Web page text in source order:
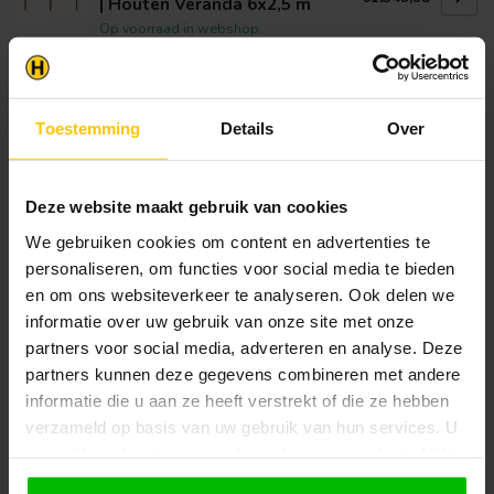
Toestemming Details Over
Deze website maakt gebruik van cookies
We gebruiken cookies om content en advertenties te
personaliseren, om functies voor social media te bieden
en om ons websiteverkeer te analyseren. Ook delen we
informatie over uw gebruik van onze site met onze
partners voor social media, adverteren en analyse. Deze
partners kunnen deze gegevens combineren met andere
informatie die u aan ze heeft verstrekt of die ze hebben
verzameld op basis van uw gebruik van hun services. U
gebruiken.
Op voorraad in webshop
Heb je een vraag? Stel je vraag via onze chat,
bekijk onzeveelgestelde vragenof neem
graag verder met het samenstellen van uw
bestelling.
Afhalen en zeker weten dan uw
producten aanwezig zijn?:
1.Voeg alle gewenste producten toe in de
winkelwagen.
2.Ga naar de “Mijn Winkelwagen” pagina.
3. Rond de bestelling af waarbij je kiest voor